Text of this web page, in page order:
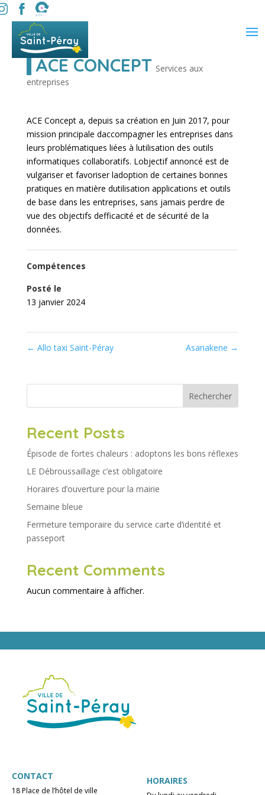
ACE CONCEPT Services aux
entreprises
ACE Concept a, depuis sa création en Juin 2017, pour
mission principale daccompagner les entreprises dans
leurs problématiques liées à lutilisation des outils
informatiques collaboratifs. Lobjectif annoncé est de
vulgariser et favoriser ladoption de certaines bonnes
pratiques en matière dutilisation applications et outils
de base dans les entreprises, sans jamais perdre de
vue des objectifs defficacité et de sécurité de la
données.
Compétences
Posté le
13 janvier 2024
← Allo taxi Saint-Péray Asanakene →
Rechercher
Recent Posts
Épisode de fortes chaleurs : adoptons les bons réflexes
LE Débroussaillage c’est obligatoire
Horaires d’ouverture pour la mairie
Semaine bleue
Fermeture temporaire du service carte d’identité et
passeport
Recent Comments
Aucun commentaire à afficher.
CONTACT
18 Place de l’hôtel de ville
HORAIRES